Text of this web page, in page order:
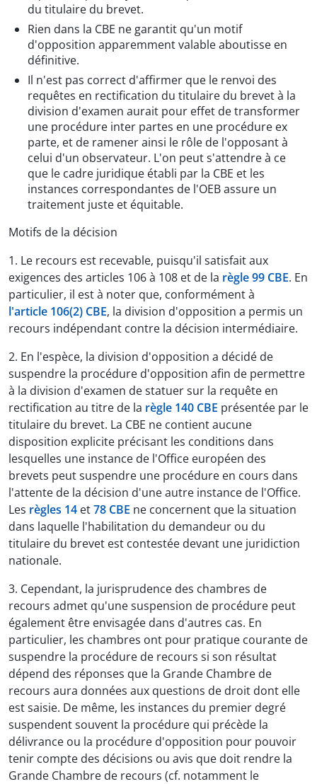
du titulaire du brevet.
Rien dans la CBE ne garantit qu'un motif
d'opposition apparemment valable aboutisse en
définitive.
Il n'est pas correct d'affirmer que le renvoi des
requêtes en rectification du titulaire du brevet à la
division d'examen aurait pour effet de transformer
une procédure inter partes en une procédure ex
parte, et de ramener ainsi le rôle de l'opposant à
celui d'un observateur. L'on peut s'attendre à ce
que le cadre juridique établi par la CBE et les
instances correspondantes de l'OEB assure un
traitement juste et équitable.
Motifs de la décision
1. Le recours est recevable, puisqu'il satisfait aux
exigences des articles 106 à 108 et de la règle 99 CBE. En
particulier, il est à noter que, conformément à
l'article 106(2) CBE, la division d'opposition a permis un
recours indépendant contre la décision intermédiaire.
2. En l'espèce, la division d'opposition a décidé de
suspendre la procédure d'opposition afin de permettre
à la division d'examen de statuer sur la requête en
rectification au titre de la règle 140 CBE présentée par le
titulaire du brevet. La CBE ne contient aucune
disposition explicite précisant les conditions dans
lesquelles une instance de l'Office européen des
brevets peut suspendre une procédure en cours dans
l'attente de la décision d'une autre instance de l'Office.
Les règles 14 et78 CBE ne concernent que la situation
dans laquelle l'habilitation du demandeur ou du
titulaire du brevet est contestée devant une juridiction
nationale.
3. Cependant, la jurisprudence des chambres de
recours admet qu'une suspension de procédure peut
également être envisagée dans d'autres cas. En
particulier, les chambres ont pour pratique courante de
suspendre la procédure de recours si son résultat
dépend des réponses que la Grande Chambre de
recours aura données aux questions de droit dont elle
est saisie. De même, les instances du premier degré
suspendent souvent la procédure qui précède la
délivrance ou la procédure d'opposition pour pouvoir
tenir compte des décisions ou avis que doit rendre la
Grande Chambre de recours (cf. notamment le